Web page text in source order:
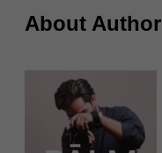
About Author